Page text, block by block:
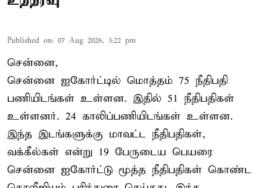
Published on: 07 Aug 2026, 3:22 pm
சென்னை,
சென்னை ஐகோர்ட்டில் மொத்தம் 75 நீதிபதி
பணியிடங்கள் உள்ளன. இதில் 51 நீதிபதிகள்
உள்ளனர். 24 காலிப்பணியிடங்கள் உள்ளன.
இந்த இடங்களுக்கு மாவட்ட நீதிபதிகள்,
வக்கீல்கள் என்று 19 பேருடைய பெயரை
சென்னை ஐகோர்ட்டு மூத்த நீதிபதிகள் கொண்ட